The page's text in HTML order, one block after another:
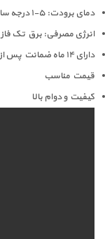
دمای برودت: ۵-۱ درجه سانتی گراد
انرژی مصرفی: برق تک فاز ۲۲۰ ولت ۵۰ هرتز
دارای ۱۴ ماه ضمانت پس از فروش
قیمت مناسب
کیفیت و دوام بالا